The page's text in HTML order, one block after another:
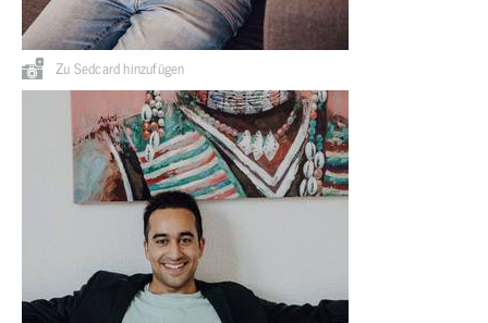
Zu Sedcard hinzufügen